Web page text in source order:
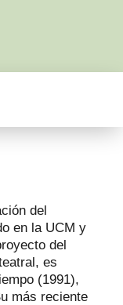
del
en la UCM y
del
es
(1991),
más reciente